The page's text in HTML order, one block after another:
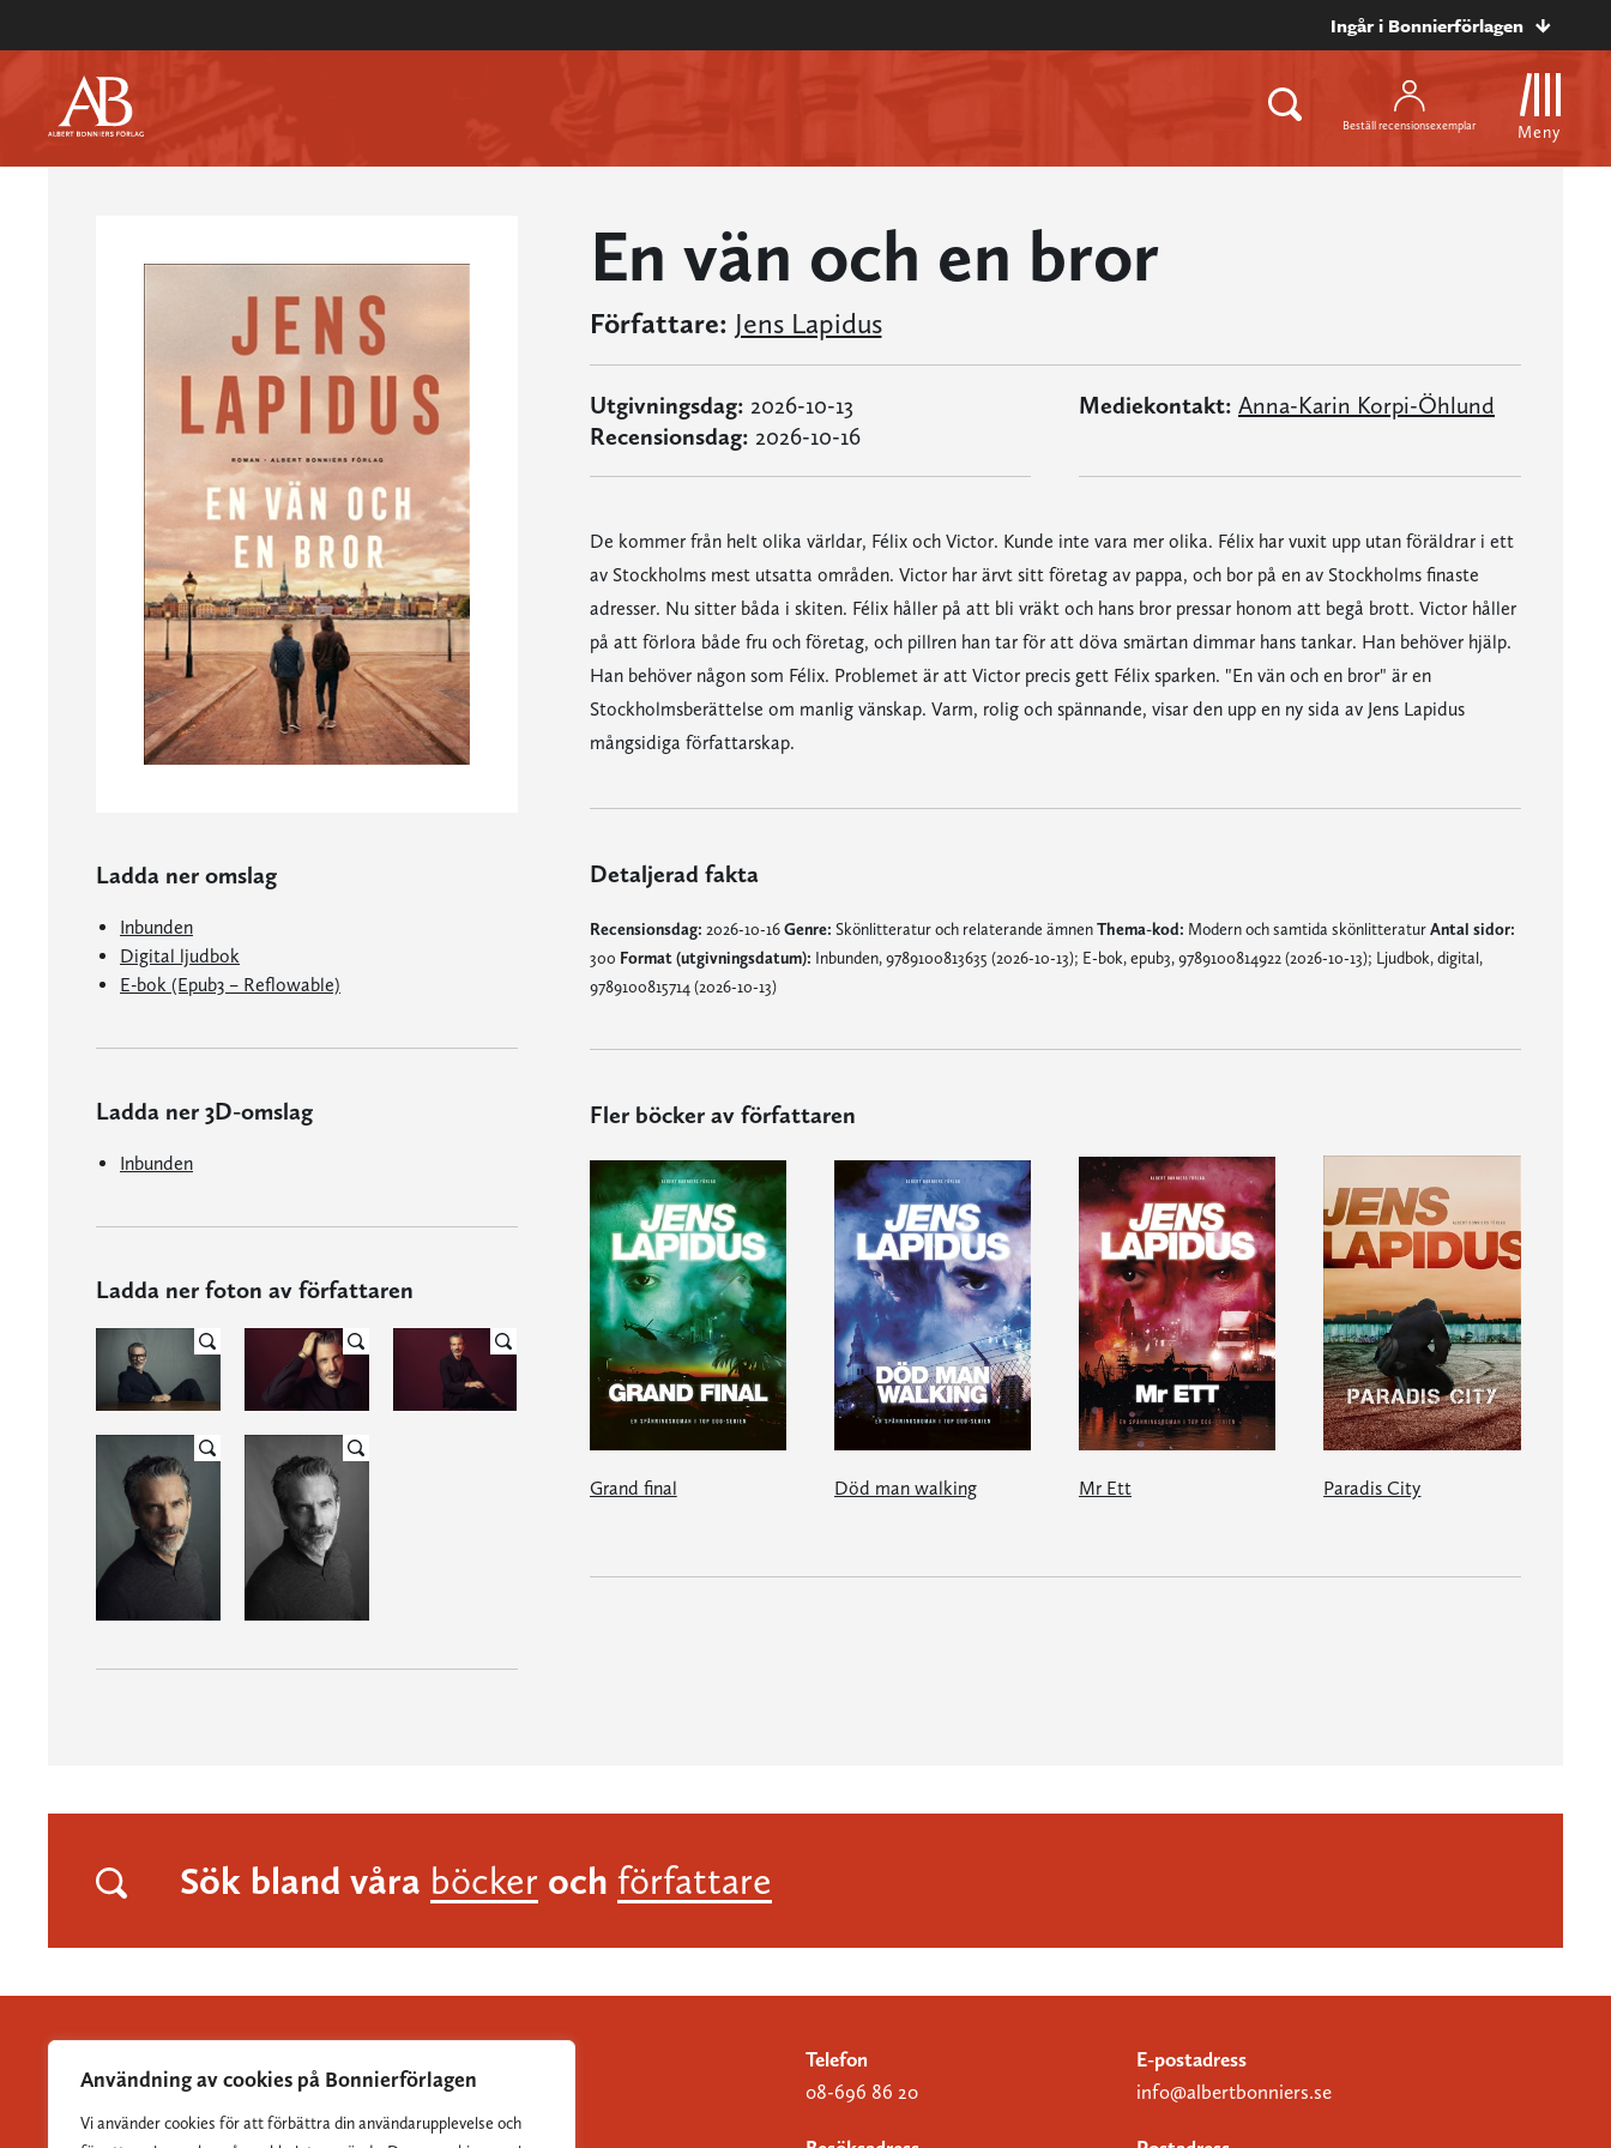
Användning av cookies på Bonnierförlagen
Vi använder cookies för att förbättra din användarupplevelse och
Ingår i Bonnierförlagen
Beställ recensionsexemplar Meny
Ladda ner omslag
Inbunden
Digital ljudbok
E-bok (Epub3 – Reflowable)
Ladda ner 3D-omslag
Inbunden
Ladda ner foton av författaren
En vän och en bror
Författare: Jens Lapidus
Utgivningsdag: 2026-10-13
Recensionsdag: 2026-10-16
Mediekontakt: Anna-Karin Korpi-Öhlund
De kommer från helt olika världar, Félix och Victor. Kunde inte vara mer olika. Félix har vuxit upp utan föräldrar i ett
av Stockholms mest utsatta områden. Victor har ärvt sitt företag av pappa, och bor på en av Stockholms finaste
adresser. Nu sitter båda i skiten. Félix håller på att bli vräkt och hans bror pressar honom att begå brott. Victor håller
på att förlora både fru och företag, och pillren han tar för att döva smärtan dimmar hans tankar. Han behöver hjälp.
Han behöver någon som Félix. Problemet är att Victor precis gett Félix sparken. "En vän och en bror" är en
Stockholmsberättelse om manlig vänskap. Varm, rolig och spännande, visar den upp en ny sida av Jens Lapidus
mångsidiga författarskap.
Detaljerad fakta
Recensionsdag: 2026-10-16Genre: Skönlitteratur och relaterande ämnenThema-kod: Modern och samtida skönlitteraturAntal sidor:
300 Format (utgivningsdatum): Inbunden, 9789100813635 (2026-10-13); E-bok, epub3, 9789100814922 (2026-10-13); Ljudbok, digital,
9789100815714 (2026-10-13)
Fler böcker av författaren
Grand final Död man walking Mr Ett Paradis City
Sök bland våra böcker och författare
Telefon
08-696 86 20
E-postadress
info@albertbonniers.se